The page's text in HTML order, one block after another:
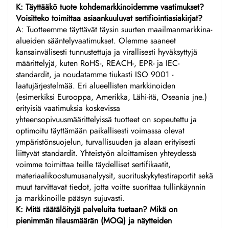
K: Täyttääkö tuote kohdemarkkinoidemme vaatimukset?
Voisitteko toimittaa asiaankuuluvat sertifiointiasiakirjat?
A: Tuotteemme täyttävät täysin suurten maailmanmarkkina-
alueiden sääntelyvaatimukset. Olemme saaneet
kansainvälisesti tunnustettuja ja virallisesti hyväksyttyjä
määrittelyjä, kuten RoHS-, REACH-, EPR- ja IEC-
standardit, ja noudatamme tiukasti ISO 9001 -
laatujärjestelmää. Eri alueellisten markkinoiden
(esimerkiksi Eurooppa, Amerikka, Lähi-itä, Oseania jne.)
erityisiä vaatimuksia koskevissa
yhteensopivuusmäärittelyissä tuotteet on sopeutettu ja
optimoitu täyttämään paikallisesti voimassa olevat
ympäristönsuojelun, turvallisuuden ja alaan erityisesti
liittyvät standardit. Yhteistyön aloittamisen yhteydessä
voimme toimittaa teille täydelliset sertifikaatit,
materiaalikoostumusanalyysit, suorituskykytestiraportit sekä
muut tarvittavat tiedot, jotta voitte suorittaa tullinkäynnin
ja markkinoille pääsyn sujuvasti.
K: Mitä räätälöityjä palveluita tuetaan? Mikä on
pienimmän tilausmäärän (MOQ) ja näytteiden